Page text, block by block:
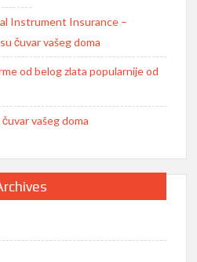
Instrument Insurance –
čuvar vašeg doma
od belog zlata popularnije od
vašeg doma